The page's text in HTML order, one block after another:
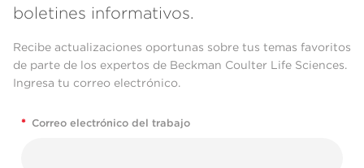
boletines informativos.
Recibe actualizaciones oportunas sobre tus temas favoritos
de parte de los expertos de Beckman Coulter Life Sciences.
Ingresa tu correo electrónico.
* Correo electrónico del trabajo